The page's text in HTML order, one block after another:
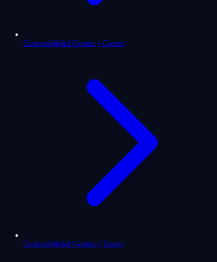
Compatibilidad Gemini y Cancer
Compatibilidad Gemini y Taurus